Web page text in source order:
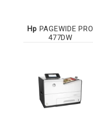
Hp PAGEWIDE PRO
477DW